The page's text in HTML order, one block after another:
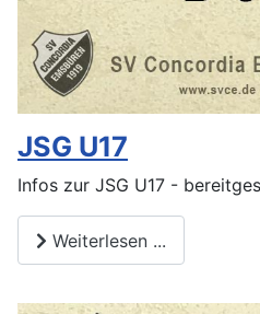
JSG U17
Infos zur JSG U17 -
Weiterlesen ...